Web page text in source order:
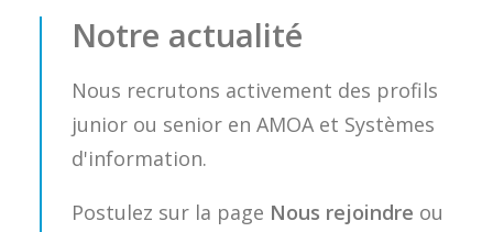
Notre actualité
Nous recrutons activement des profils
junior ou senior en AMOA et Systèmes
d'information.
Postulez sur la page Nous rejoindre ou